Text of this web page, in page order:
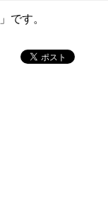
」です。